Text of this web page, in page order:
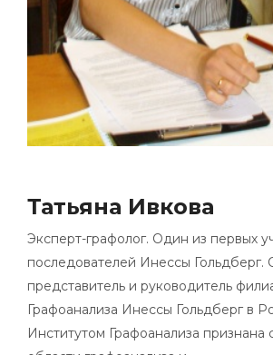
Татьяна Ивкова
Эксперт-графолог. Один из первых
последователей Инессы Гольдберг.
представитель и руководитель
Графоанализа Инессы Гольдберг в
Институтом Графоанализа признана